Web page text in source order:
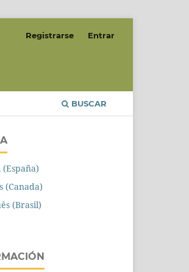
BUSCAR
Registrarse Entrar
(España)
(Canada)
(Brasil)